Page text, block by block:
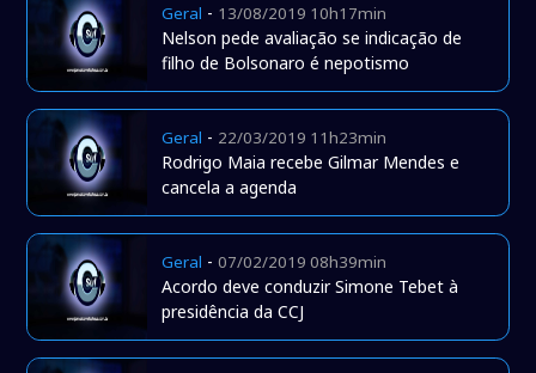
Geral - 13/08/2019 10h17min
Nelson pede avaliação se indicação de
filho de Bolsonaro é nepotismo
Geral - 22/03/2019 11h23min
Rodrigo Maia recebe Gilmar Mendes e
cancela a agenda
Geral -07/02/2019 08h39min
Acordo deve conduzir Simone Tebet à
presidência da CCJ